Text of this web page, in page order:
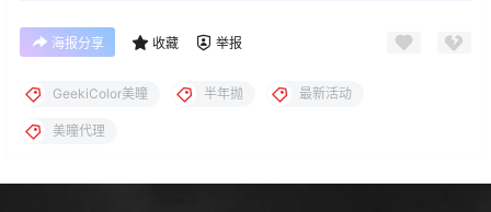
海报分享 收藏 举报
GeekiColor美瞳 半年抛 最新活动
美瞳代理